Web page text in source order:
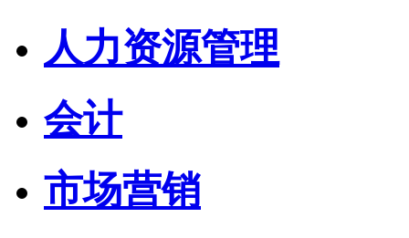
人力资源管理
会计
市场营销